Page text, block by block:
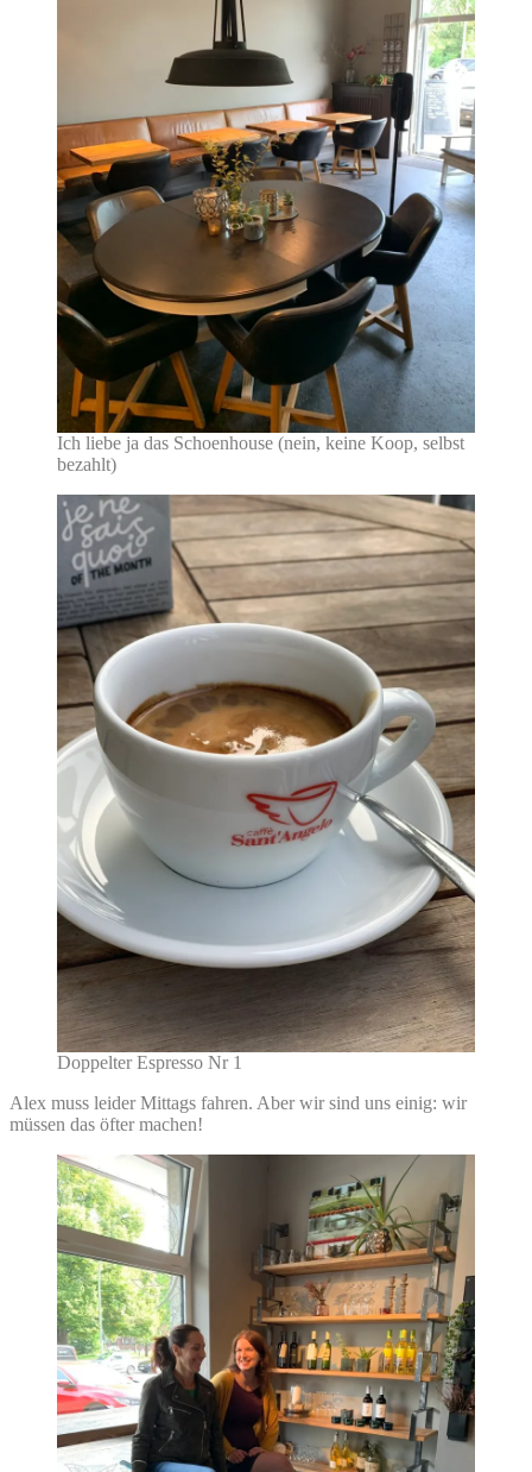
Ich liebe ja das Schoenhouse (nein, keine Koop, selbst
bezahlt)
Doppelter Espresso Nr 1
Alex muss leider Mittags fahren. Aber wir sind uns einig: wir
müssen das öfter machen!